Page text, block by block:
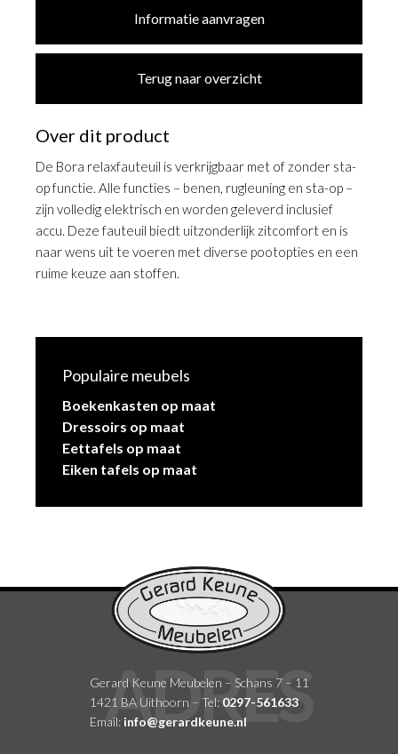
Populaire meubels
Boekenkasten op maat
Dressoirs op maat
Eettafels op maat
Eiken tafels op maat
Informatie aanvragen
Terug naar overzicht
Over dit product
De Bora relaxfauteuil is verkrijgbaar met of zonder sta-
op functie. Alle functies – benen, rugleuning en sta-op –
zijn volledig elektrisch en worden geleverd inclusief
accu. Deze fauteuil biedt uitzonderlijk zitcomfort en is
naar wens uit te voeren met diverse pootopties en een
ruime keuze aan stoffen.
Gerard Keune Meubelen – Schans 7 – 11
1421 BA Uithoorn – Tel: 0297-561633
Email: info@gerardkeune.nl